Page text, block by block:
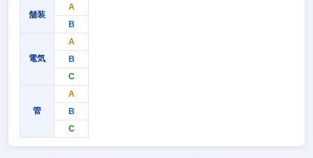
舗装
A
B
電気
A
B
C
管
A
B
C